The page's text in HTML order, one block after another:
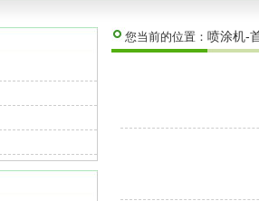
您当前的位置： 喷涂机-